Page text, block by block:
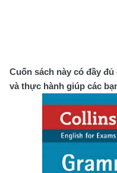
Cuốn sách này có đầy
và thực hành giúp các